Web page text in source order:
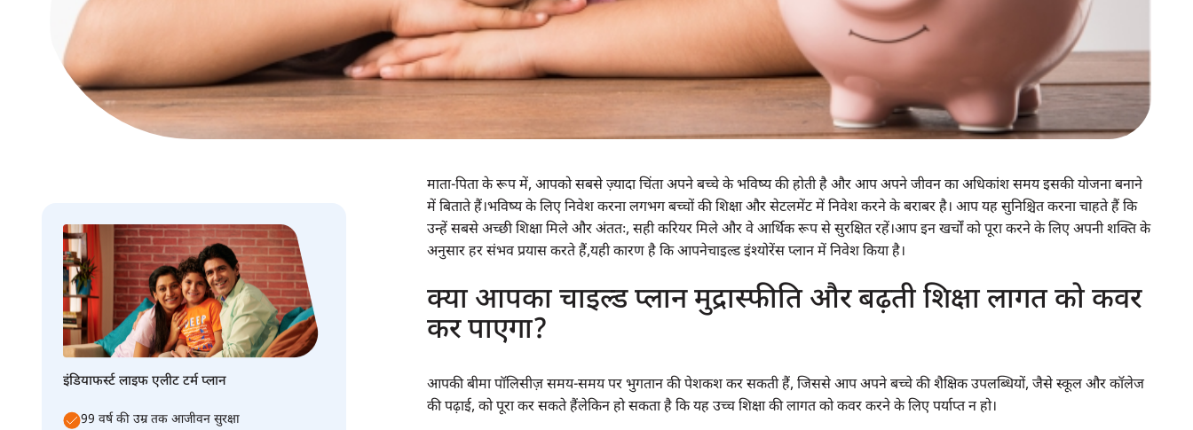
इंडियाफर्स्ट लाइफ एलीट टर्म प्लान
99 वर्ष की उम्र तक आजीवन सुरक्षा
माता-पिता के रूप में, आपको सबसे ज़्यादा चिंता अपने बच्चे के भविष्य की होती है और आप अपने जीवन का अधिकांश समय इसकी योजना बनाने
में बिताते हैं।भविष्य के लिए निवेश करना लगभग बच्चों की शिक्षा और सेटलमेंट में निवेश करने के बराबर है। आप यह सुनिश्चित करना चाहते हैं कि
उन्हें सबसे अच्छी शिक्षा मिले और अंततः, सही करियर मिले और वे आर्थिक रूप से सुरक्षित रहें।आप इन खर्चों को पूरा करने के लिए अपनी शक्ति के
अनुसार हर संभव प्रयास करते हैं,यही कारण है कि आपनेचाइल्ड इंश्योरेंस प्लान में निवेश किया है।
क्या आपका चाइल्ड प्लान मुद्रास्फीति और बढ़ती शिक्षा लागत को कवर
कर पाएगा?
आपकी बीमा पॉलिसीज़ ​​समय-समय पर भुगतान की पेशकश कर सकती हैं, जिससे आप अपने बच्चे की शैक्षिक उपलब्धियों, जैसे स्कूल और कॉलेज
की पढ़ाई, को पूरा कर सकते हैंलेकिन हो सकता है कि यह उच्च शिक्षा की लागत को कवर करने के लिए पर्याप्त न हो।